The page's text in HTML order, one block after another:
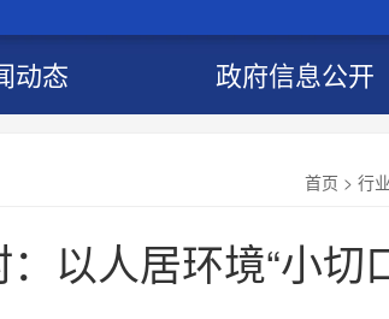
动态 政府信息公开
首页 > 行
以人居环境“小切